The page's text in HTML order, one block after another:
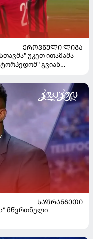
ᲔᲠᲝᲕᲜᲣᲚᲘ ᲚᲘᲒᲐ
უკეთ ითამაშა
გვიან
ᲡᲐᲤᲠᲐᲜᲒᲔᲗᲘ
მწვრთნელი